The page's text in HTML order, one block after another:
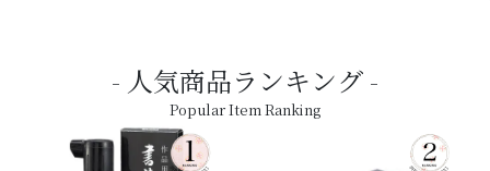
人気商品ランキング
Popular Item Ranking